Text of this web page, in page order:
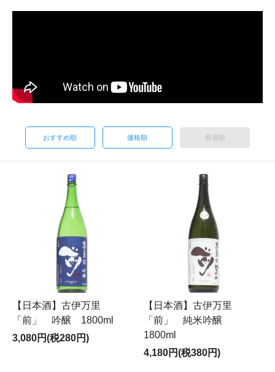
おすすめ順 価格順 新着順
【日本酒】古伊万里
「前」 吟醸 1800ml
3,080円(税280円)
【日本酒】古伊万里
「前」 純米吟醸
1800ml
4,180円(税380円)